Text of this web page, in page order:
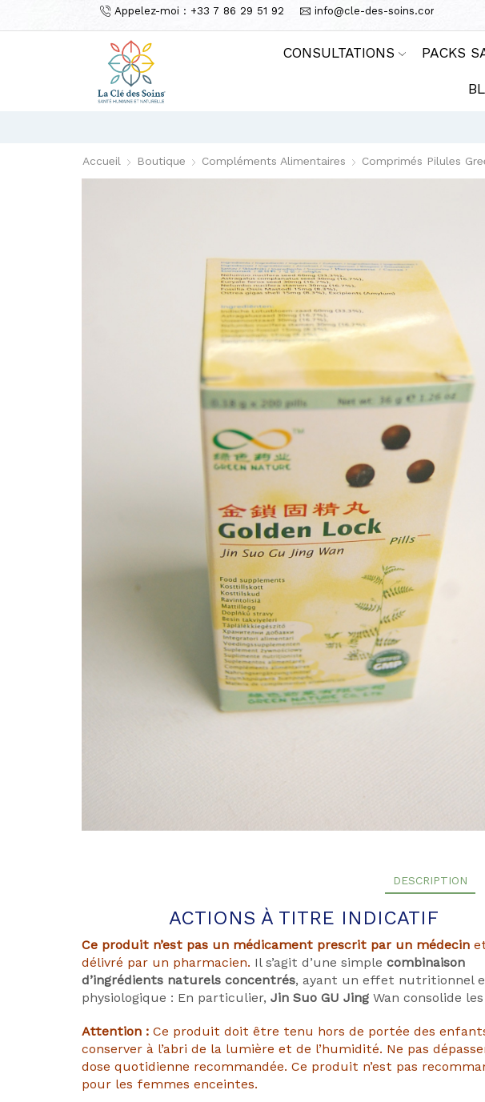
Appelez-moi : +33 7 86 29 51 92 info@cle-des-soins.com
CONSULTATIONS PACKS
Accueil Boutique Compléments Alimentaires Comprimés Pilules
DESCRIPTION
ACTIONS À TITRE INDICATIF
Ce produit n’est pas un médicament prescrit par un médecin
délivré par un pharmacien. Il s’agit d’une simple combinaison
d’ingrédients naturels concentrés, ayant un effet nutritionnel
physiologique : En particulier, Jin Suo GU Jing Wan consolide
Attention : Ce produit doit être tenu hors de portée des
conserver à l’abri de la lumière et de l’humidité. Ne pas
dose quotidienne recommandée. Ce produit n’est pas
pour les femmes enceintes.